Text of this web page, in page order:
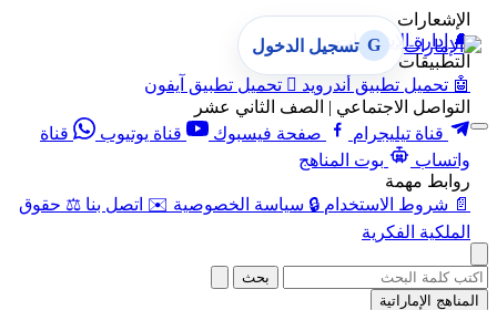
الإشعارات
🔔 إدارة الإشعارات
التطبيقات
🤖 تحميل تطبيق أندرويد  تحميل تطبيق آيفون
التواصل الاجتماعي | الصف الثاني عشر
قناة تيليجرام
صفحة فيسبوك قناة يوتيوب
قناة
واتساب
بوت المناهج
روابط مهمة
📄 شروط الاستخدام 🔒 سياسة الخصوصية ✉️ اتصل بنا ⚖️ حقوق
الملكية الفكرية
G تسجيل الدخول
بحث
المناهج الإماراتية